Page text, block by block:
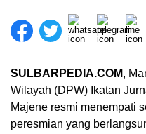
SULBARPEDIA.COM,
Wilayah (DPW) Ikatan
Majene resmi menempati
peresmian yang